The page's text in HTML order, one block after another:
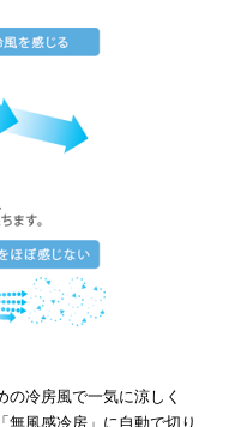
の冷房風で一気に涼しく
無風感冷房」に自動で切り